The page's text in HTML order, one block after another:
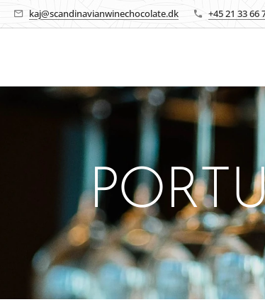
kaj@scandinavianwinechocolate.dk +45 21 33 66